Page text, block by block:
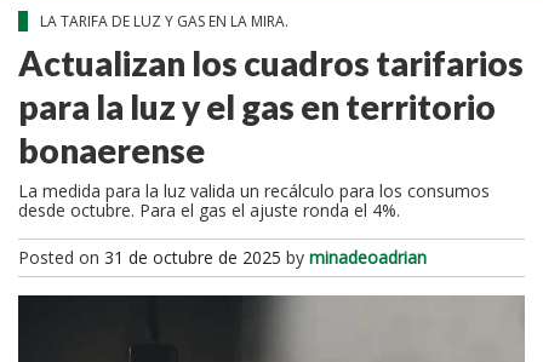
LA TARIFA DE LUZ Y GAS EN LA MIRA.
Actualizan los cuadros tarifarios
para la luz y el gas en territorio
bonaerense
La medida para la luz valida un recálculo para los consumos
desde octubre. Para el gas el ajuste ronda el 4%.
Posted on 31 de octubre de 2025 by minadeoadrian